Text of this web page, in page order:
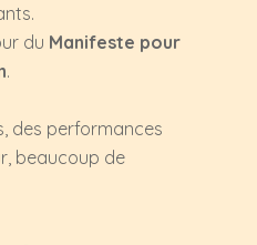
du Manifeste pour
.
des performances
beaucoup de